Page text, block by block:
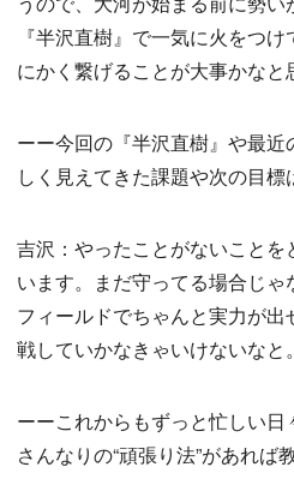
『半沢直樹』で一気に火をつ
にかく繋げることが大事かなと
ーー今回の『半沢直樹』や最
しく見えてきた課題や次の目標
吉沢：やったことがないこと
います。まだ守ってる場合じ
フィールドでちゃんと実力が
戦していかなきゃいけないなと。
ーーこれからもずっと忙しい
さんなりの“頑張り法”があれば